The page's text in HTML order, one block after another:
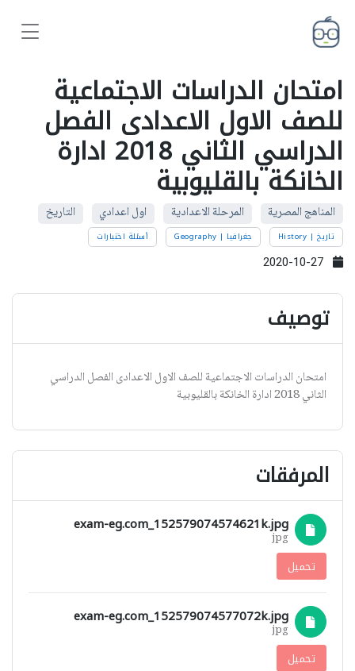
امتحان الدراسات الاجتماعية
للصف الاول الاعدادى الفصل
الدراسي الثاني 2018 ادارة
الخانكة بالقليوبية
المناهج المصرية المرحلة الاعدادية اول اعدادي التاريخ
تاريخ | History جغرافيا | Geography أسئلة اختبارات
توصيف
امتحان الدراسات الاجتماعية للصف الاول الاعدادى الفصل الدراسي
الثاني 2018 ادارة الخانكة بالقليوبية
المرفقات
exam-eg.com_152579074574621k.jpg
jpg
تحميل
exam-eg.com_152579074577072k.jpg
jpg
تحميل